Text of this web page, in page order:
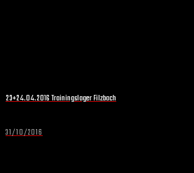
23+24.04.2016 Trainingslager Filzbach
31/10/2016